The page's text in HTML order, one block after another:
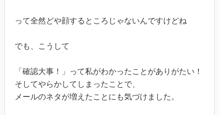
って全然どや顔するところじゃないんですけどね
でも、こうして
「確認大事！」って私がわかったことがありがたい！
そしてやらかしてしまったことで、
メールのネタが増えたことにも気づけました。